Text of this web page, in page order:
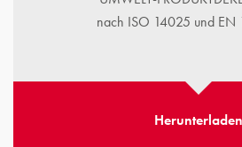
nach ISO 14025 und
Herunterladen